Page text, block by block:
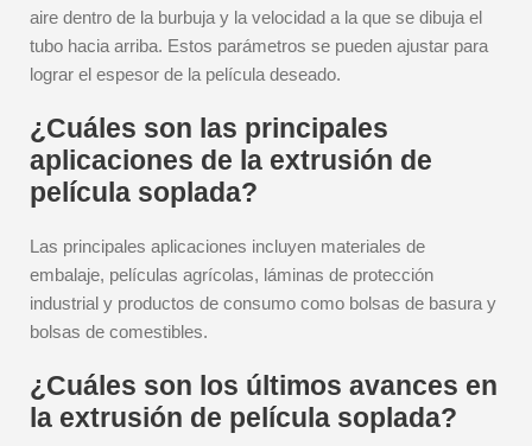
aire dentro de la burbuja y la velocidad a la que se dibuja el
tubo hacia arriba. Estos parámetros se pueden ajustar para
lograr el espesor de la película deseado.
¿Cuáles son las principales
aplicaciones de la extrusión de
película soplada?
Las principales aplicaciones incluyen materiales de
embalaje, películas agrícolas, láminas de protección
industrial y productos de consumo como bolsas de basura y
bolsas de comestibles.
¿Cuáles son los últimos avances en
la extrusión de película soplada?